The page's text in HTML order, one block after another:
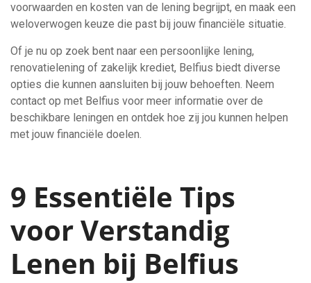
voorwaarden en kosten van de lening begrijpt, en maak een
weloverwogen keuze die past bij jouw financiële situatie.
Of je nu op zoek bent naar een persoonlijke lening,
renovatielening of zakelijk krediet, Belfius biedt diverse
opties die kunnen aansluiten bij jouw behoeften. Neem
contact op met Belfius voor meer informatie over de
beschikbare leningen en ontdek hoe zij jou kunnen helpen
met jouw financiële doelen.
9 Essentiële Tips
voor Verstandig
Lenen bij Belfius